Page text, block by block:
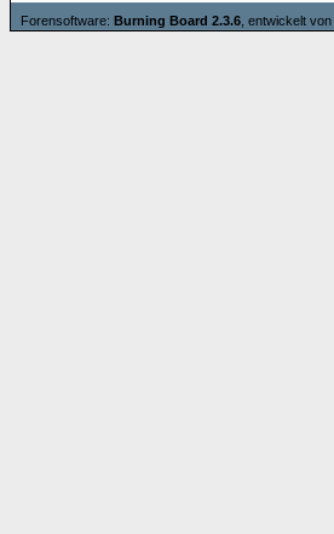
Forensoftware: Burning Board 2.3.6 , entwickelt von